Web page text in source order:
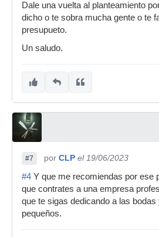
Dale una vuelta al planteamiento
dicho o te sobra mucha gente o te
presupueto.
Un saludo.
#7 por CLP el 19/06/2023
#4 Y que me recomiendas por ese
que contrates a una empresa
que te sigas dedicando a las
pequeños.